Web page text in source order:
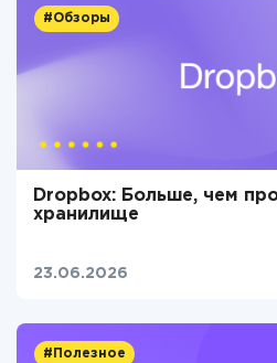
#Обзоры
Dropbox: Больше, чем
хранилище
23.06.2026
#Полезное